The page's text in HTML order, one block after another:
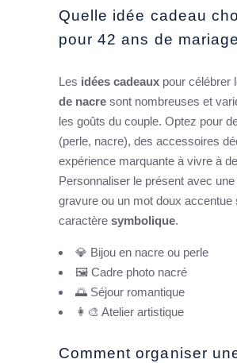
Quelle idée cadeau
pour 42 ans de
Les idées cadeaux pour célébrer
de nacre sont nombreuses et
les goûts du couple. Optez pour
(perle, nacre), des accessoires
expérience marquante à vivre à
Personnaliser le présent avec
gravure ou un mot doux accentue
caractère symbolique.
💎 Bijou en nacre ou perle
🖼️ Cadre photo nacré
🌅 Séjour romantique
👩‍🎨 Atelier artistique
Comment organiser